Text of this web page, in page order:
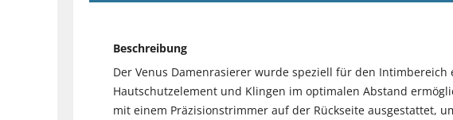
Beschreibung
Der Venus Damenrasierer wurde speziell für den
Hautschutzelement und Klingen im optimalen Abstand
mit einem Präzisionstrimmer auf der Rückseite ausgestattet, um